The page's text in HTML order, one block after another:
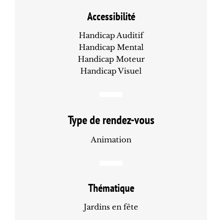
Accessibilité
Handicap Auditif
Handicap Mental
Handicap Moteur
Handicap Visuel
Type de rendez-vous
Animation
Thématique
Jardins en fête